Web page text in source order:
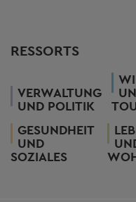
RESSORTS
VERWALTUNG
UND POLITIK
GESUNDHEIT
UND
SOZIALES